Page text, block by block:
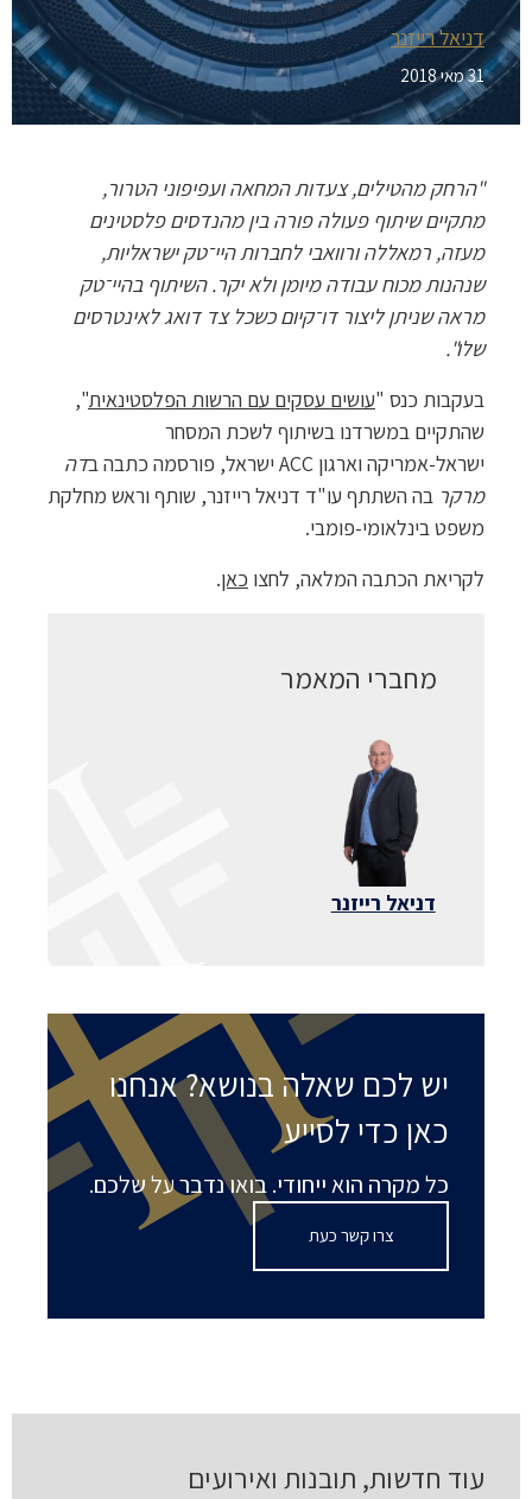
דניאל רייזנר
31 מאי 2018
"הרחק מהטילים, צעדות המחאה ועפיפוני הטרור,
מתקיים שיתוף פעולה פורה בין מהנדסים פלסטינים
מעזה, רמאללה ורוואבי לחברות היי־טק ישראליות,
שנהנות מכוח עבודה מיומן ולא יקר. השיתוף בהיי־טק
מראה שניתן ליצור דו־קיום כשכל צד דואג לאינטרסים
שלו".
בעקבות כנס "עושים עסקים עם הרשות הפלסטינאית",
שהתקיים במשרדנו בשיתוף לשכת המסחר
ישראל-אמריקה וארגון ACC ישראל, פורסמה כתבה ב
דה
מרקר בה השתתף עו"ד דניאל רייזנר, שותף וראש מחלקת
משפט בינלאומי-פומבי.
לקריאת הכתבה המלאה, לחצו כאן.
מחברי המאמר
דניאל רייזנר
יש לכם שאלה בנושא? אנחנו
כאן כדי לסייע
כל מקרה הוא ייחודי. בואו נדבר על שלכם.
צרו קשר כעת
עוד חדשות, תובנות ואירועים